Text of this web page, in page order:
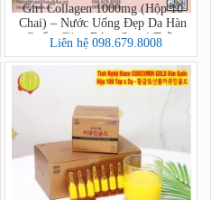
Girl Collagen 1000mg (Hộp 10
Chai) – Nước Uống Đẹp Da Hàn
Quốc, Căng Bóng Sau 4 Tuần
Liên hệ 098.679.8008